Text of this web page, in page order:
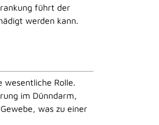
führt der
werden kann.
wesentliche Rolle.
im Dünndarm,
was zu einer